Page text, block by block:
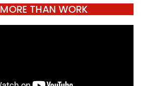
MORE THAN WORK